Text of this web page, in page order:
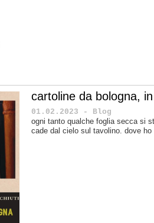
cartoline da bologna,
01.02.2023 - Blog
ogni tanto qualche foglia secca si
cade dal cielo sul tavolino. dove